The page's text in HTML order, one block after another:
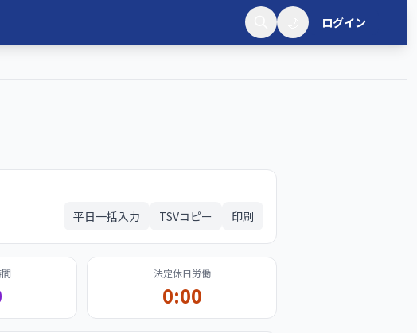
ログイン
平日一括入力 TSVコピー 印刷
法定休日労働
0:00